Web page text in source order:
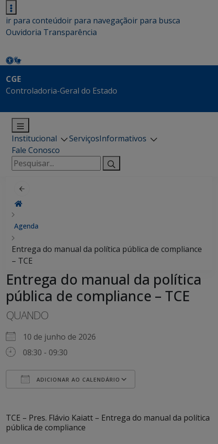
ir para conteúdoir para navegaçãoir para busca
Ouvidoria Transparência
CGE
Controladoria-Geral do Estado
Institucional ServiçosInformativos
Fale Conosco
Pesquisar
por:
Agenda
Entrega do manual da política pública de compliance
– TCE
Entrega do manual da política
pública de compliance – TCE
QUANDO
10 de junho de 2026
08:30 - 09:30
ADICIONAR AO CALENDÁRIO
TCE – Pres. Flávio Kaiatt – Entrega do manual da política
pública de compliance